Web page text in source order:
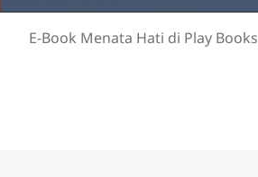
E-Book Menata Hati di Play Books